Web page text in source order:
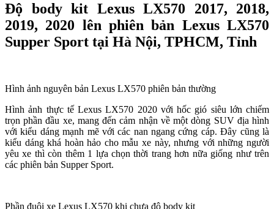
LX570
Độ body kit Lexus LX570 2017, 2018,
2019, 2020 lên phiên bản Lexus LX570
Supper Sport tại Hà Nội, TPHCM, Tỉnh
Hình ảnh nguyên bản Lexus LX570 phiên bản thường
Hình ảnh thực tế Lexus LX570 2020 với hốc gió siêu lớn chiếm
trọn phần đầu xe, mang đến cảm nhận về một dòng SUV địa hình
với kiểu dáng mạnh mẽ với các nan ngang cứng cáp. Đây cũng là
kiểu dáng khá hoàn hảo cho mẫu xe này, nhưng với những người
yêu xe thì còn thêm 1 lựa chọn thời trang hơn nữa giống như trên
các phiên bản Supper Sport.
Phần đuôi xe Lexus LX570 khi chưa độ body kit